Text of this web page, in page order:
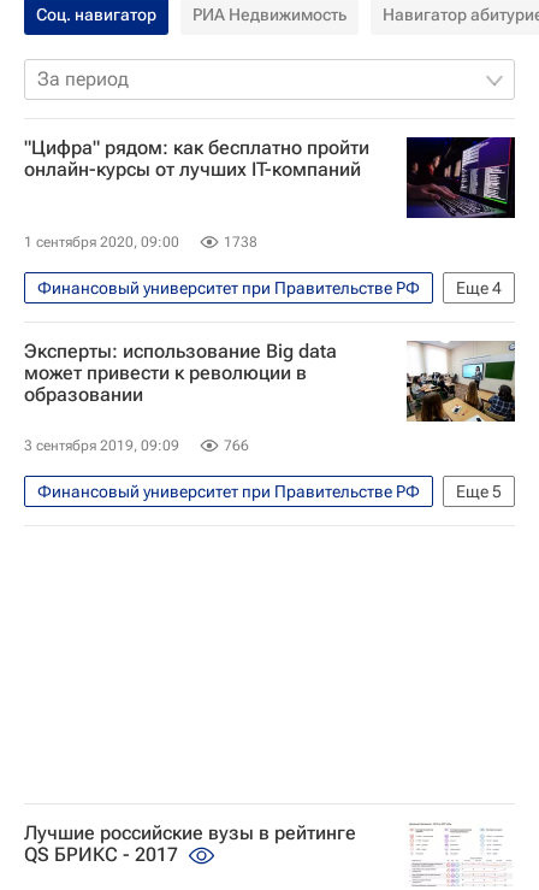
Соц. навигатор РИА Недвижимость Навигатор
За период
"Цифра" рядом: как бесплатно пройти
онлайн-курсы от лучших IT-компаний
1 сентября 2020, 09:00 1738
Еще4
Финансовый университет при Правительстве РФ
Общество
СН_Образование
Социальный навигатор
Эксперты: использование Big data
может привести к революции в
образовании
3 сентября 2019, 09:09 766
Еще5
Финансовый университет при Правительстве РФ
Общество
Игорь Реморенко
Лучшие российские вузы в рейтинге
QS БРИКС - 2017